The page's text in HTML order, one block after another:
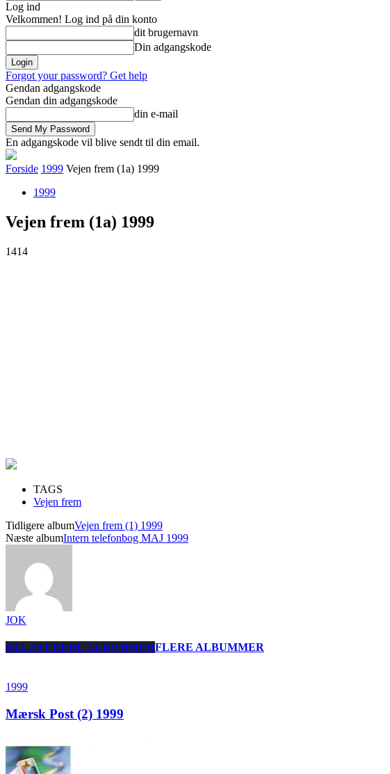
Log ind
Velkommen! Log ind på din konto
dit brugernavn
Din adgangskode
Forgot your password? Get help
Gendan adgangskode
Gendan din adgangskode
din e-mail
En adgangskode vil blive sendt til din email.
Forside 1999 Vejen frem (1a) 1999
1999
Vejen frem (1a) 1999
1414
TAGS
Vejen frem
Tidligere albumVejen frem (1) 1999
Næste albumIntern telefonbog MAJ 1999
JOK
RELATEREDE ALBUMMERFLERE ALBUMMER
1999
Mærsk Post (2) 1999